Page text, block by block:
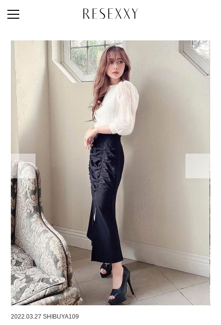
STAFF STYLE
2022.03.27 SHIBUYA109
NEWS
LOOK BOOK
NEW ARRIVAL
RANKING
STYLE PHOTO
SHOP LIST
CONCEPT
ONLINE STORE
COMPANY
CONTACT
RECRUIT
FOR BUSINESS PARTNER